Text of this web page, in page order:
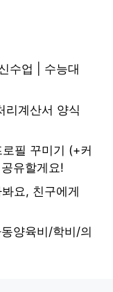
수업 | 수능대
리계산서 양식
필 꾸미기 (+커
유할게요!
요, 친구에게
양육비/학비/의